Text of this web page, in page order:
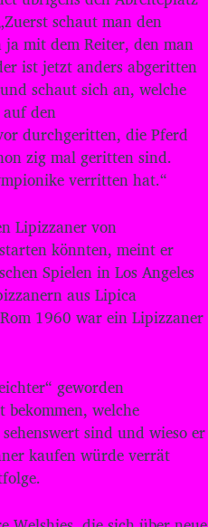
a
u
t
s
r
k
e
e
g
n
schaut man den
mit dem Reiter, den man
ist jetzt anders abgeritten
schaut sich an, welche
den
durchgeritten, die Pferd
zig mal geritten sind.
verritten hat.“
Lipizzaner von
könnten, meint er
Spielen in Los Angeles
aus Lipica
1960 war ein Lipizzaner
geworden
welche
sind und wieso er
kaufen würde verrät